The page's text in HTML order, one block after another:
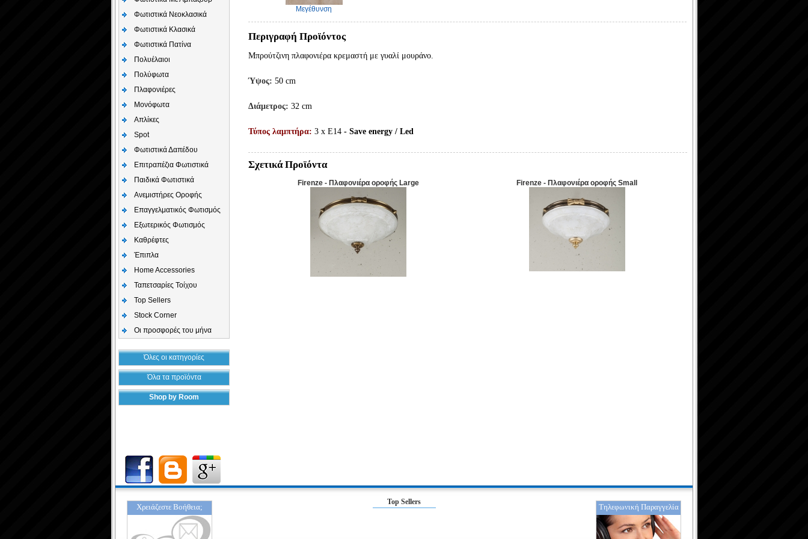
Φωτιστικά Νεοκλασικά
Φωτιστικά Κλασικά
Φωτιστικά Πατίνα
Πολυέλαιοι
Πολύφωτα
Πλαφονιέρες
Μονόφωτα
Απλίκες
Spot
Φωτιστικά Δαπέδου
Επιτραπέζια Φωτιστικά
Παιδικά Φωτιστικά
Aνεμιστήρες Οροφής
Επαγγελματικός Φωτισμός
Εξωτερικός Φωτισμός
Καθρέφτες
Έπιπλα
Home Accessories
Ταπετσαρίες Τοίχου
Top Sellers
Stock Corner
Οι προσφορές του μήνα
Όλες οι κατηγορίες
Όλα τα προϊόντα
Shop by Room
Μεγέθυνση
Περιγραφή Προϊόντος
Μπρούτζινη πλαφονιέρα κρεμαστή με γυαλί μουράνο.
Ύψος:50 cm
Διάμετρος:32 cm
Τύπος λαμπτήρα: 3 x E14- Save energy / Led
Σχετικά Προϊόντα
Firenze - Πλαφονιέρα οροφής Large Firenze - Πλαφονιέρα οροφής Small
Χρειάζεστε Βοήθεια;
Top Sellers
Τηλεφωνική Παραγγελία